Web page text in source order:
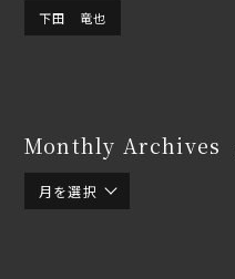
下田 竜也
Monthly Archives
月を選択